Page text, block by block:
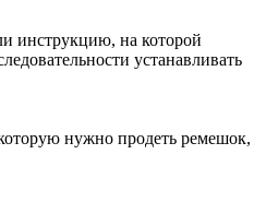
инструкцию, на которой
устанавливать
нужно продеть ремешок,